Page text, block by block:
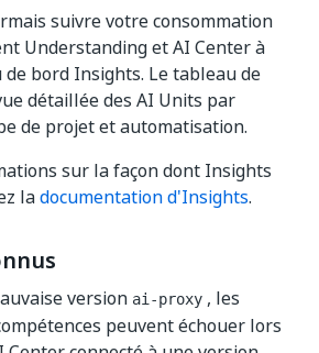
suivre votre consommation
Understanding et AI Center à
de bord Insights. Le tableau de
détaillée des AI Units par
de projet et automatisation.
sur la façon dont Insights
ladocumentation d'Insights.
version ai-proxy , les
peuvent échouer lors